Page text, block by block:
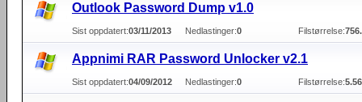
Outlook Password Dump v1.0
Sist oppdatert:03/11/2013 Nedlastinger:0 Filstørrelse:
Appnimi RAR Password Unlocker v2.1
Sist oppdatert:04/09/2012 Nedlastinger:0 Filstørrelse: